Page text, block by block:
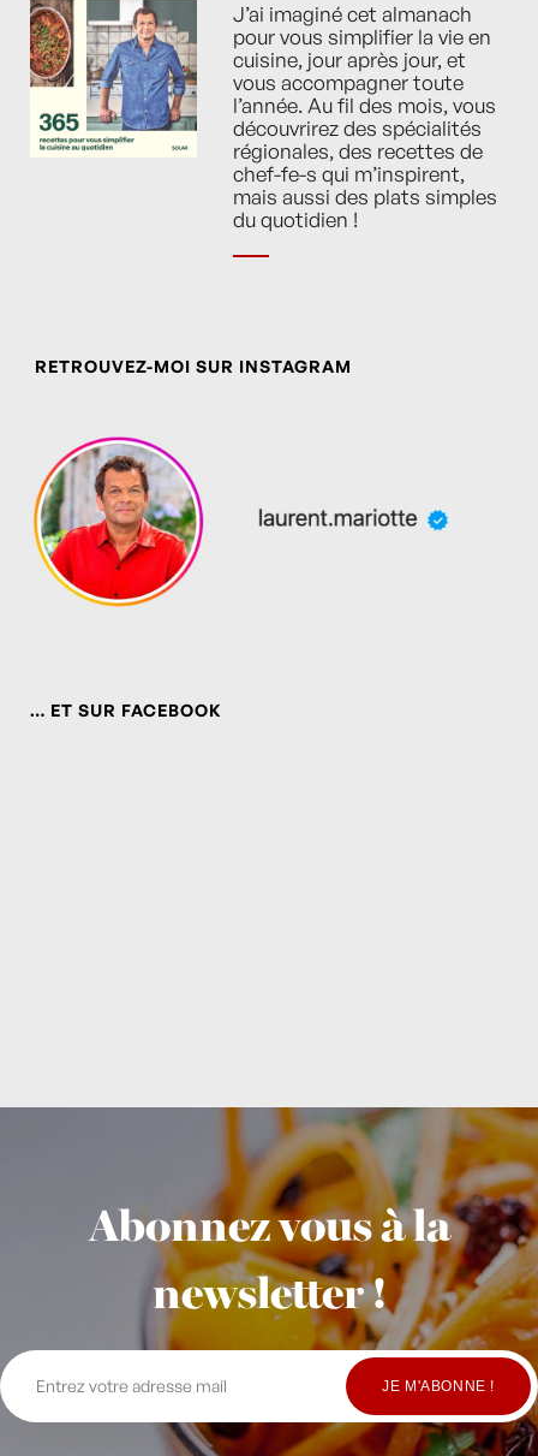
J’ai imaginé cet almanach
pour vous simplifier la vie en
cuisine, jour après jour, et
vous accompagner toute
l’année. Au fil des mois, vous
découvrirez des spécialités
régionales, des recettes de
chef-fe-s qui m’inspirent,
mais aussi des plats simples
du quotidien !
RETROUVEZ-MOI SUR INSTAGRAM
… ET SUR FACEBOOK
Abonnez vous à la
newsletter !